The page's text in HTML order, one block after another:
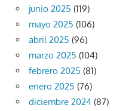
junio 2025 (119)
mayo 2025 (106)
abril 2025 (96)
marzo 2025 (104)
febrero 2025 (81)
enero 2025 (76)
diciembre 2024 (87)